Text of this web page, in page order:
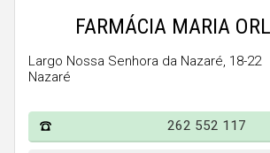
Castelo Branco
Évora
Faro
Guarda
FARMÁCIA MARIA
Largo Nossa Senhora da Nazaré, 18-22
Nazaré
262 552 117